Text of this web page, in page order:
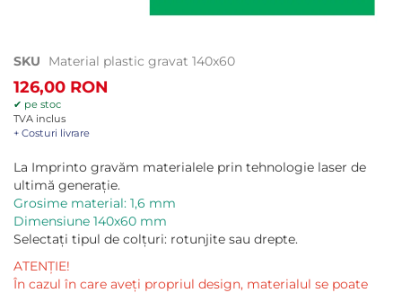
Treci
la
începutul
galeriei
de
SKU Material plastic gravat 140x60
126,00 RON
✔ pe stoc
TVA inclus
+ Costuri livrare
La Imprinto gravăm materialele prin tehnologie laser de
ultimă generație.
Grosime material: 1,6 mm
Dimensiune 140x60 mm
Selectați tipul de colțuri: rotunjite sau drepte.
ATENȚIE!
În cazul în care aveți propriul design, materialul se poate